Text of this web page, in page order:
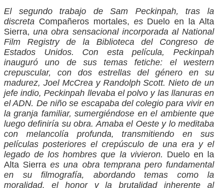
El segundo trabajo de Sam Peckinpah, tras la
discreta Compañeros mortales, esDuelo en la Alta
Sierra,una obra sensacional incorporada al National
Film Registry de la Biblioteca del Congreso de
Estados Unidos. Con esta película, Peckinpah
inauguró uno de sus temas fetiche: el western
crepuscular, con dos estrellas del género en su
madurez, Joel McCrea y Randolph Scott. Nieto de un
jefe indio, Peckinpah llevaba el polvo y las llanuras en
el ADN. De niño se escapaba del colegio para vivir en
la granja familiar, sumergiéndose en el ambiente que
luego definiría su obra. Amaba el Oeste y lo meditaba
con melancolía profunda, transmitiendo en sus
películas posteriores el crepúsculo de una era y el
legado de los hombres que la vivieron. Duelo en la
Alta Sierraes una obra temprana pero fundamental
en su filmografía, abordando temas como la
moralidad, el honor y la brutalidad inherente al